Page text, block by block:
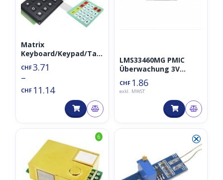
Matrix
Keyboard/Keypad/Tas
tatur PIC AVR Zahlen
und Buchstaben A-D
(3×4 4×4, 4×5, flexibel)
CHF3.71
–
CHF 11.14
LMS33460MG PMIC
Überwachung 3V
(Undervoltage
Detector)
CHF 1.86
exkl. MWST
6 ⮿